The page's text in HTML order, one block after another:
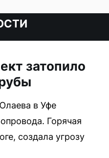
затопило
в Уфе
Горячая
создала угрозу